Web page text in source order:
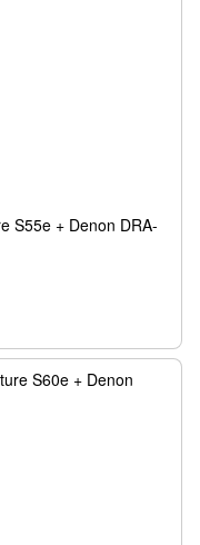
S55e + Denon DRA-